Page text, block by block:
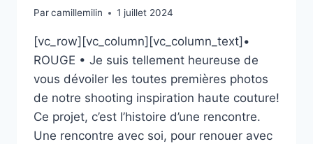
Parcamillemilin 1 juillet 2024
[vc_row][vc_column][vc_column_text]•
ROUGE • Je suis tellement heureuse de
vous dévoiler les toutes premières photos
de notre shooting inspiration haute couture!
Ce projet, c’est l’histoire d’une rencontre.
Une rencontre avec soi, pour renouer avec